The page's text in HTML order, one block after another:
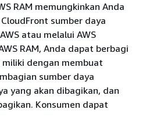
RAM memungkinkan Anda
sumber daya
atau melalui AWS
RAM, Anda dapat berbagi
dengan membuat
sumber daya
yang akan dibagikan, dan
Konsumen dapat